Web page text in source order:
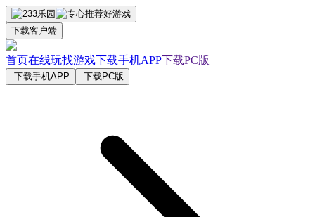
下载客户端
首页在线玩找游戏下载手机APP下载PC版
下载手机APP 下载PC版